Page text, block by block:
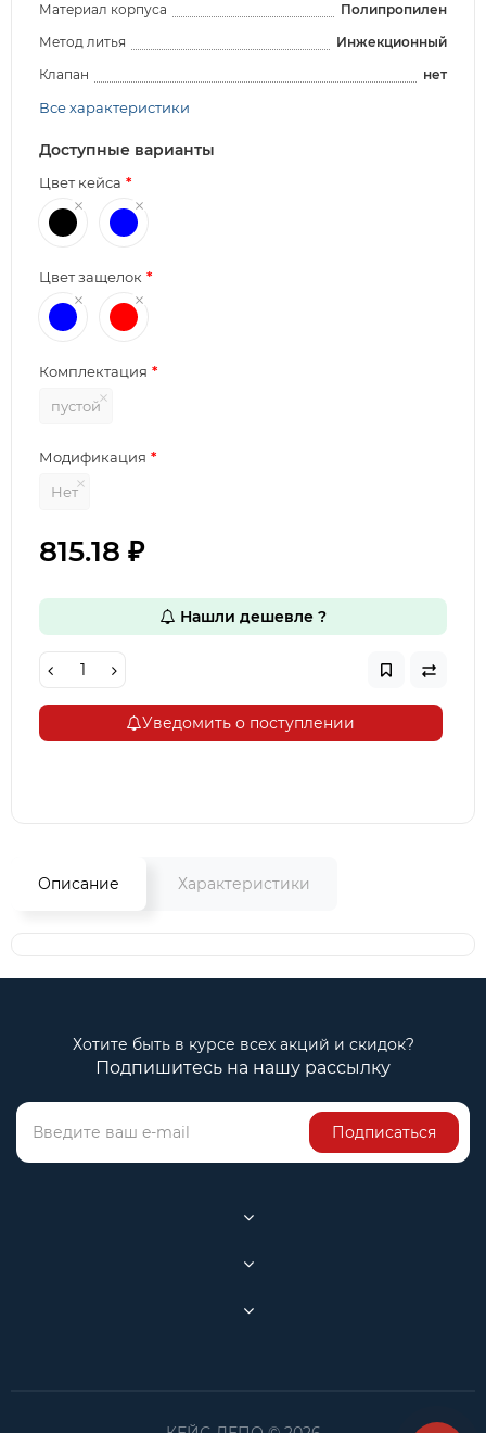
Материал корпуса
Полипропилен
Метод литья
Инжекционный
Клапан
нет
Все характеристики
Доступные варианты
Цвет кейса
Цвет защелок
Комплектация
пустой
Модификация
Нет
815.18 ₽
Нашли дешевле ?
Уведомить о поступлении
Описание Характеристики
Хотите быть в курсе всех акций и скидок?
Подпишитесь на нашу рассылку
Подписаться